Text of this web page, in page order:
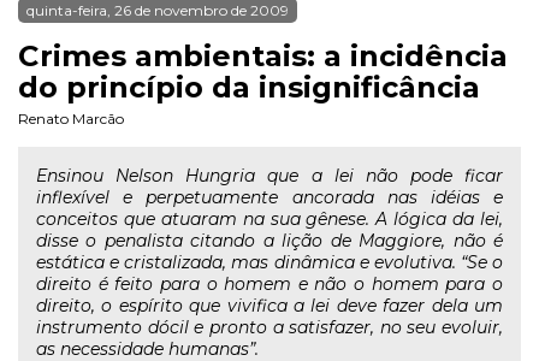
quinta-feira, 26 de novembro de 2009
Crimes ambientais: a incidência
do princípio da insignificância
Renato Marcão
Ensinou Nelson Hungria que a lei não pode ficar
inflexível e perpetuamente ancorada nas idéias e
conceitos que atuaram na sua gênese. A lógica da lei,
disse o penalista citando a lição de Maggiore, não é
estática e cristalizada, mas dinâmica e evolutiva. “Se o
direito é feito para o homem e não o homem para o
direito, o espírito que vivifica a lei deve fazer dela um
instrumento dócil e pronto a satisfazer, no seu evoluir,
as necessidade humanas”.